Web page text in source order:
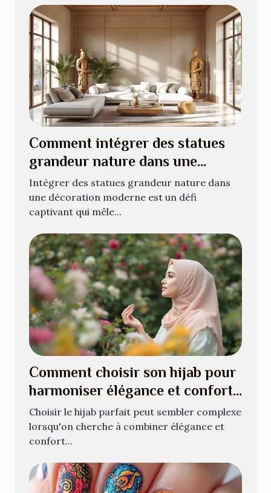
Comment intégrer des statues
grandeur nature dans une
décoration moderne ?
Intégrer des statues grandeur nature dans
une décoration moderne est un défi
captivant qui mêle...
Comment choisir son hijab pour
harmoniser élégance et confort
?
Choisir le hijab parfait peut sembler complexe
lorsqu'on cherche à combiner élégance et
confort...